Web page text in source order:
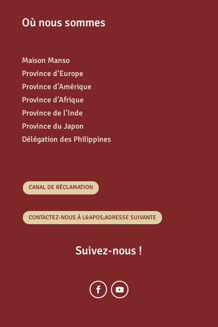
Où nous sommes
Maison Manso
Province d’Europe
Province d’Amérique
Province d’Afrique
Province de l’Inde
Province du Japon
Délégation des Philippines
CANAL DE RÉCLAMATION
CONTACTEZ-NOUS À L&APOS;ADRESSE SUIVANTE
Suivez-nous !